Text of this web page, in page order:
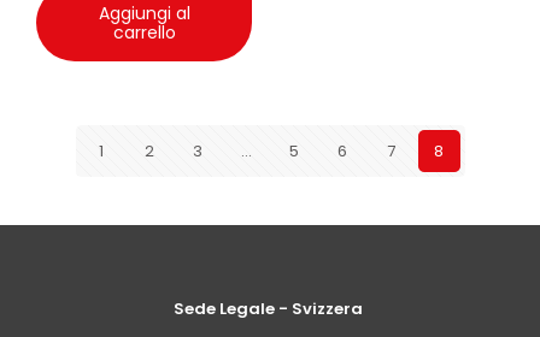
Aggiungi al
carrello
1 2 3 … 5 6 7 8
Sede Legale - Svizzera